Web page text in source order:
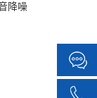
降噪